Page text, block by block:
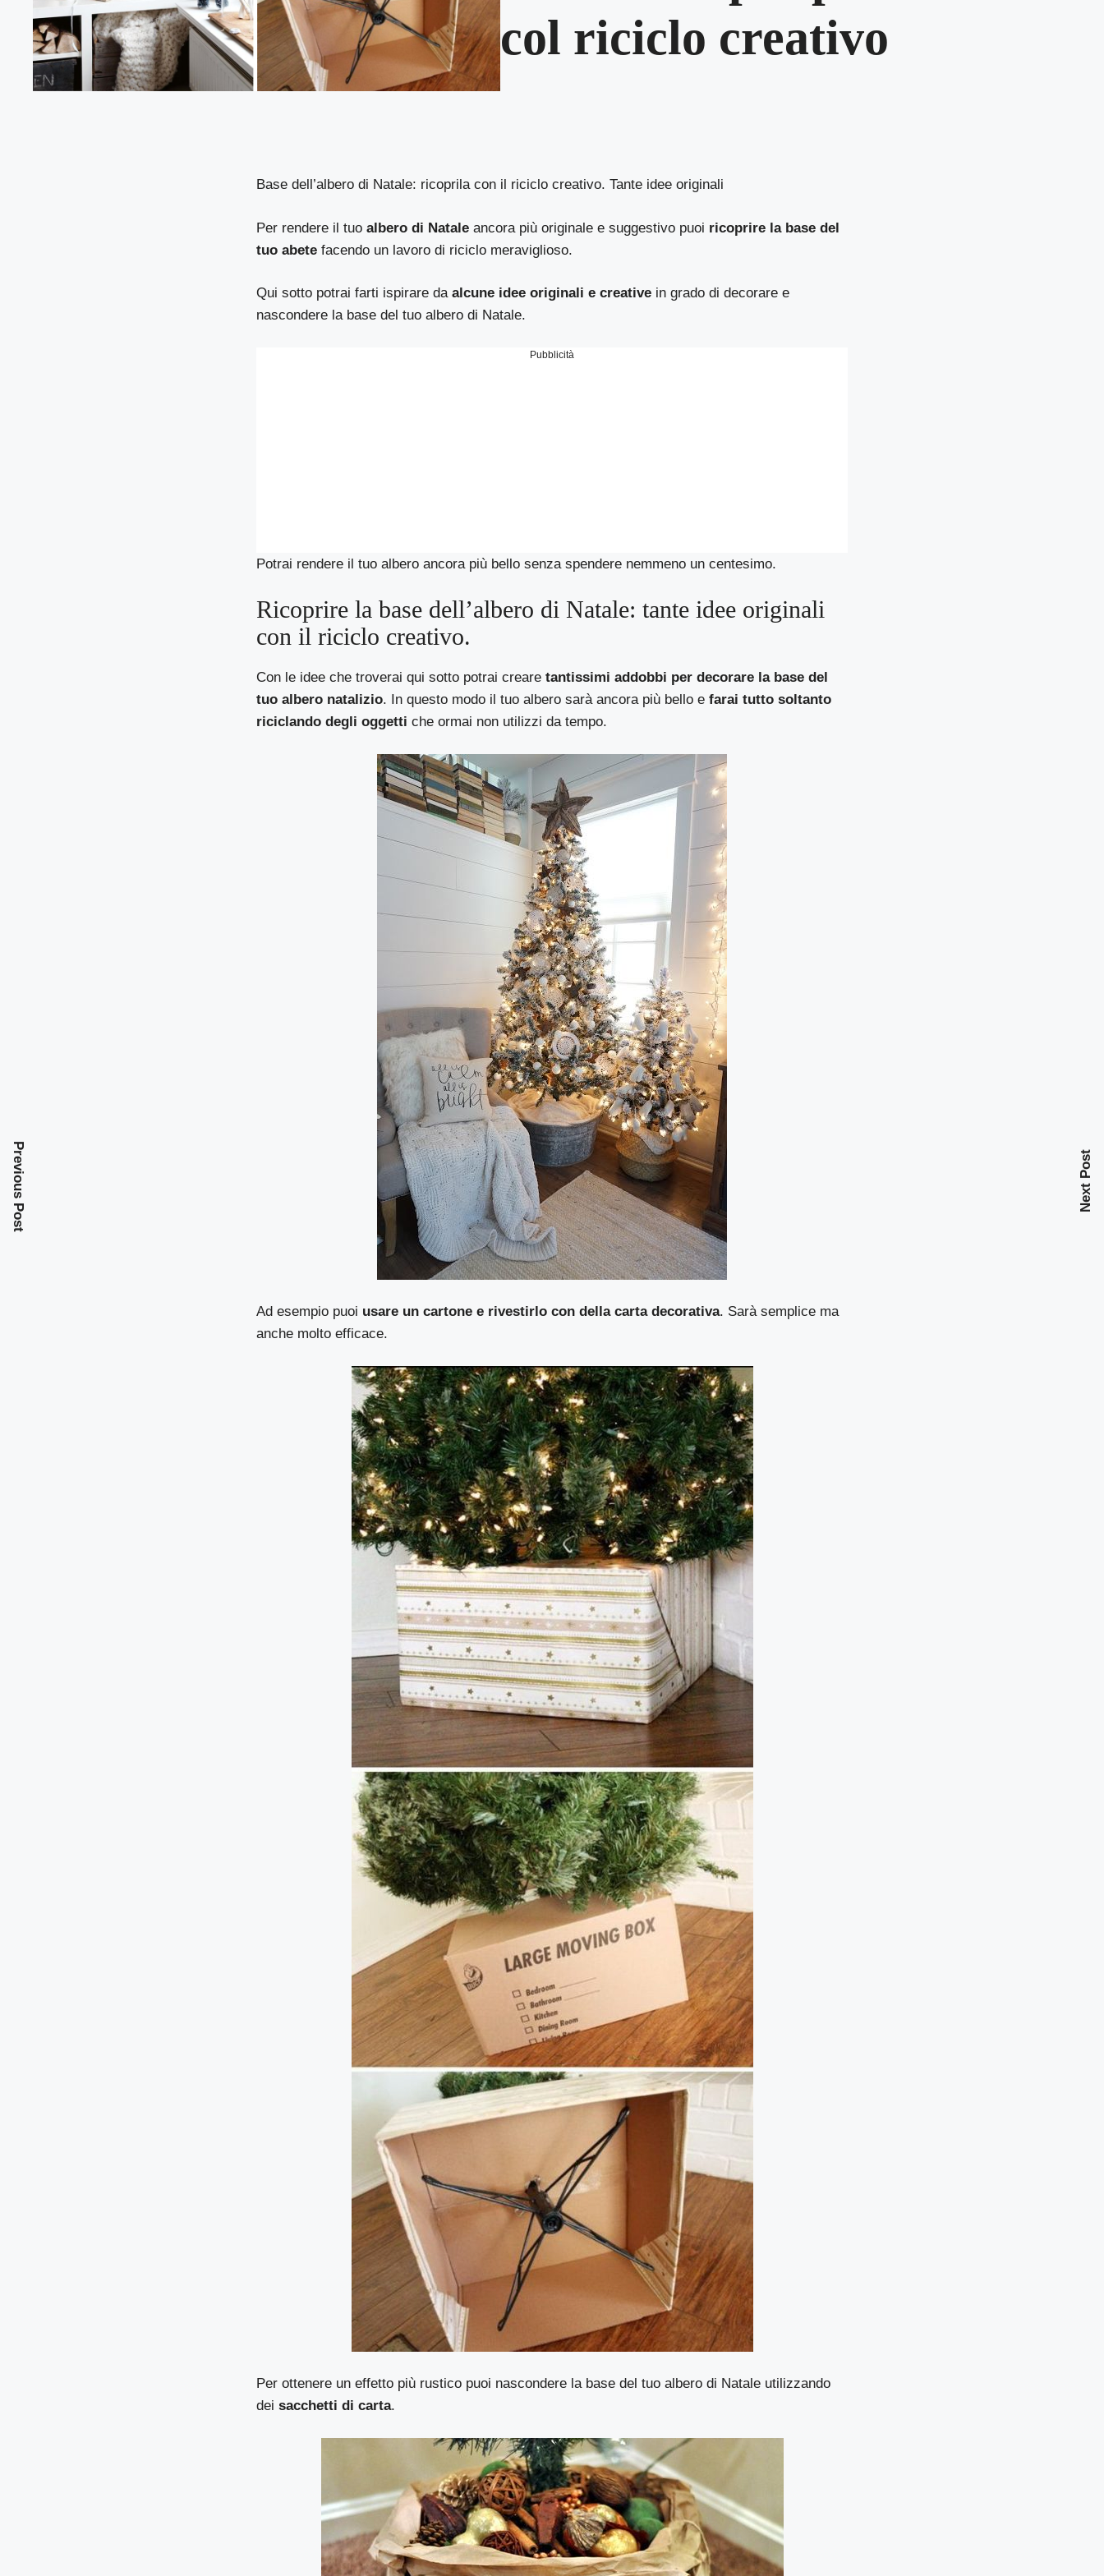
col riciclo creativo
Base dell’albero di Natale: ricoprila con il riciclo creativo. Tante idee originali
Per rendere il tuoalbero di Natale ancora più originale e suggestivo puoi ricoprire la base del
tuo abete facendo un lavoro di riciclo meraviglioso.
Qui sotto potrai farti ispirare daalcune idee originali e creative in grado di decorare e
nascondere la base del tuo albero di Natale.
Pubblicità
Potrai rendere il tuo albero ancora più bello senza spendere nemmeno un centesimo.
Ricoprire la base dell’albero di Natale: tante idee originali
con il riciclo creativo.
Con le idee che troverai qui sotto potrai creare tantissimi addobbi per decorare la base del
tuo albero natalizio. In questo modo il tuo albero sarà ancora più bello efarai tutto soltanto
riciclando degli oggetti che ormai non utilizzi da tempo.
Ad esempio puoi usare un cartone e rivestirlo con della carta decorativa. Sarà semplice ma
anche molto efficace.
Per ottenere un effetto più rustico puoi nascondere la base del tuo albero di Natale utilizzando
dei sacchetti di carta.
Previous Post Next Post